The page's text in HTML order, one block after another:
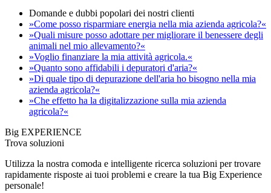
Domande e dubbi popolari dei nostri clienti
»Come posso risparmiare energia nella mia azienda agricola?«
»Quali misure posso adottare per migliorare il benessere degli
animali nel mio allevamento?«
»Voglio finanziare la mia attività agricola.«
»Quanto sono affidabili i depuratori d'aria?«
»Di quale tipo di depurazione dell'aria ho bisogno nella mia
azienda agricola?«
»Che effetto ha la digitalizzazione sulla mia azienda
agricola?«
Big EXPERIENCE
Trova soluzioni
Utilizza la nostra comoda e intelligente ricerca soluzioni per trovare
rapidamente risposte ai tuoi problemi e creare la tua Big Experience
personale!